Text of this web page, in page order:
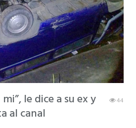
le dice a su ex y
al canal
44